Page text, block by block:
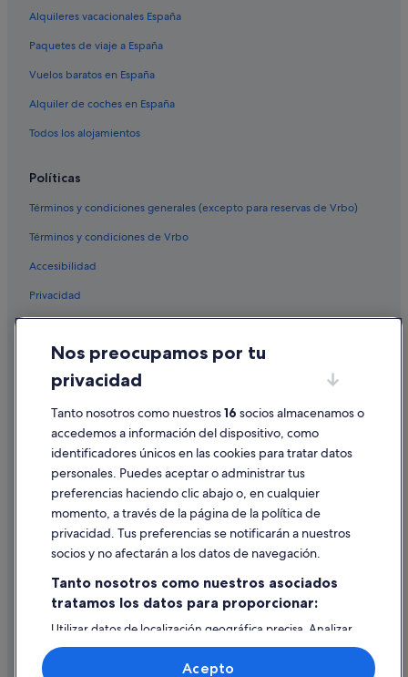
Pensiones en Estación de Sevilla-Santa Justa
Campings de caravanas en Provincia de Sevilla
Hoteles románticos en Andalucía
Chalets en Sevilla
Campings de caravanas en Sevilla
Campings de caravanas en Andalucía
Hoteles con bar en Sevilla
Hoteles que aceptan mascotas en Santa Cruz
Hoteles para familias en Santa Cruz
Complejos turísticos en Sevilla
Hoteles en la playa en Santa Cruz
Posadas en Sevilla
Hoteles ecológicos en Sevilla
B&B en Provincia de Sevilla
Alojamientos agroturísticos en Andalucía
Hoteles cerca de Paseo de Cristóbal Colón
Casas barco en Sevilla
Hoteles de 3 estrellas en Triana
Hoteles en la playa en Andalucía
Hoteles con spa en Sevilla
Hoteles con gimnasio en Provincia de Sevilla
Alquileres vacacionales España
Paquetes de viaje a España
Vuelos baratos en España
Alquiler de coches en España
Todos los alojamientos
Políticas
Términos y condiciones generales (excepto para reservas de Vrbo)
Términos y condiciones de Vrbo
Accesibilidad
Privacidad
Condiciones de uso
Información legal/contacto
Pautas sobre el contenido y cómo denunciar contenido
Ayuda
Cancelar un vuelo
Cancelar una reserva de hotel o de un alquiler vacacional
Utilizar un cupón de Expedia
Documentos para viajes internacionales
Nos preocupamos por tu
privacidad
Tanto nosotros como nuestros16 socios almacenamos o
accedemos a información del dispositivo, como
identificadores únicos en las cookies para tratar datos
personales. Puedes aceptar o administrar tus
preferencias haciendo clic abajo o, en cualquier
momento, a través de la página de la política de
privacidad. Tus preferencias se notificarán a nuestros
socios y no afectarán a los datos de navegación.
Tanto nosotros como nuestros asociados
tratamos los datos para proporcionar:
Utilizar datos de localización geográfica precisa. Analizar
activamente las características del dispositivo para su
identificación. Almacenar la información en un dispositivo
Acepto